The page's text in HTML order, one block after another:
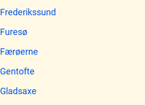
Frederikssund
Furesø
Færøerne
Gentofte
Gladsaxe